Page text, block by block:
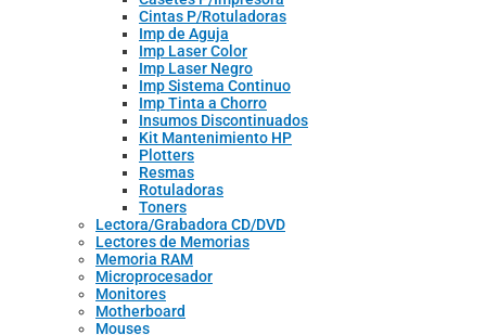
Cintas P/Rotuladoras
Imp de Aguja
Imp Laser Color
Imp Laser Negro
Imp Sistema Continuo
Imp Tinta a Chorro
Insumos Discontinuados
Kit Mantenimiento HP
Plotters
Resmas
Rotuladoras
Toners
Lectora/Grabadora CD/DVD
Lectores de Memorias
Memoria RAM
Microprocesador
Monitores
Motherboard
Mouses